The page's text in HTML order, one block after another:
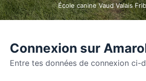
Connexion sur
Entre tes données de connexion ci-
École canine Vaud Valais